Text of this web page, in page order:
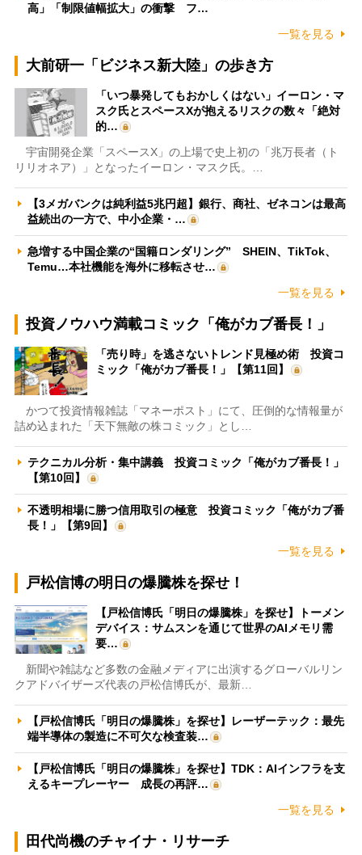
高」「制限値幅拡大」の衝撃 フ…
一覧を見る
大前研一「ビジネス新大陸」の歩き方
「いつ暴発してもおかしくはない」イーロン・マ
スク氏とスペースXが抱えるリスクの数々「絶対
的…
宇宙開発企業「スペースX」の上場で史上初の「兆万長者（ト
リリオネア）」となったイーロン・マスク氏。…
【3メガバンクは純利益5兆円超】銀行、商社、ゼネコンは最高
益続出の一方で、中小企業・…
急増する中国企業の“国籍ロンダリング” SHEIN、TikTok、
Temu…本社機能を海外に移転させ…
一覧を見る
投資ノウハウ満載コミック「俺がカブ番長！」
「売り時」を逃さないトレンド見極め術 投資コ
ミック「俺がカブ番長！」【第11回】
かつて投資情報雑誌「マネーポスト」にて、圧倒的な情報量が
詰め込まれた「天下無敵の株コミック」とし…
テクニカル分析・集中講義 投資コミック「俺がカブ番長！」
【第10回】
不透明相場に勝つ信用取引の極意 投資コミック「俺がカブ番
長！」【第9回】
一覧を見る
戸松信博の明日の爆騰株を探せ！
【戸松信博氏「明日の爆騰株」を探せ】トーメン
デバイス：サムスンを通じて世界のAIメモリ需
要…
新聞や雑誌など多数の金融メディアに出演するグローバルリン
クアドバイザーズ代表の戸松信博氏が、最新…
【戸松信博氏「明日の爆騰株」を探せ】レーザーテック：最先
端半導体の製造に不可欠な検査装…
【戸松信博氏「明日の爆騰株」を探せ】TDK：AIインフラを支
えるキープレーヤー 成長の再評…
一覧を見る
田代尚機のチャイナ・リサーチ